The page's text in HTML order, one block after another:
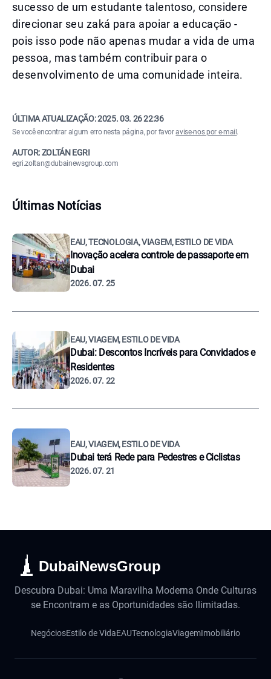
sucesso de um estudante talentoso, considere
direcionar seu zaká para apoiar a educação -
pois isso pode não apenas mudar a vida de uma
pessoa, mas também contribuir para o
desenvolvimento de uma comunidade inteira.
ÚLTIMA ATUALIZAÇÃO:2025. 03. 26 22:36
Se você encontrar algum erro nesta página, por favoravise-nos por e-mail .
AUTOR: ZOLTÁN EGRI
egri.zoltan@dubainewsgroup.com
Últimas Notícias
EAU, TECNOLOGIA, VIAGEM, ESTILO DE VIDA
Inovação acelera controle de passaporte em
Dubai
2026. 07. 25
EAU, VIAGEM, ESTILO DE VIDA
Dubai: Descontos Incríveis para Convidados e
Residentes
2026. 07. 22
EAU, VIAGEM, ESTILO DE VIDA
Dubai terá Rede para Pedestres e Ciclistas
2026. 07. 21
DubaiNewsGroup
Descubra Dubai: Uma Maravilha Moderna Onde Culturas
se Encontram e as Oportunidades são Ilimitadas.
NegóciosEstilo de VidaEAUTecnologiaViagemImobiliário